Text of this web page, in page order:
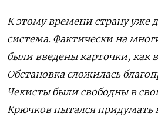
К этому времени страну уже
система. Фактически на
были введены карточки, как
Обстановка сложилась
Чекисты были свободны в
Крючков пытался придумать